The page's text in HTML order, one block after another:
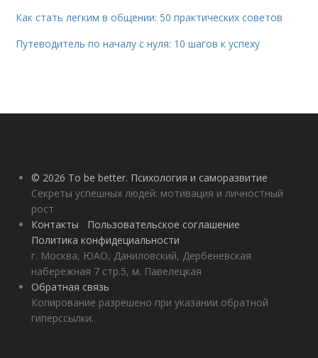
Как стать легким в общении: 50 практических советов
Путеводитель по началу с нуля: 10 шагов к успеху
© 2026 To be better. Психология и саморазвитие
Секреты успешных людей: мотивация и личностный
рост
Контакты
Пользовательское соглашение
Политика конфидециальности
г. Москва, ЮАО, Даниловский, Дербеневская
набережная 7 стр.5, м. Павелецкая
Обратная связь
Копирование разрешено при указании обратной
гиперссылки.